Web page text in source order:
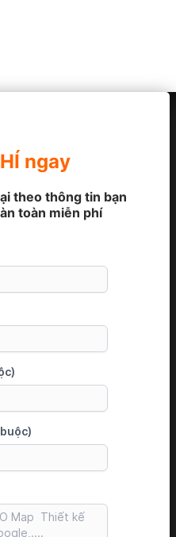
ngay
theo thông tin bạn
toàn miễn phí